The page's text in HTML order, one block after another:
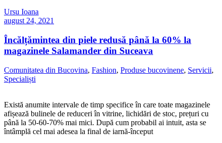
Ursu Ioana
august 24, 2021
Încălțămintea din piele redusă până la 60% la
magazinele Salamander din Suceava
Comunitatea din Bucovina, Fashion, Produse bucovinene, Servicii,
Specialiști
Există anumite intervale de timp specifice în care toate magazinele
afișează bulinele de reduceri în vitrine, lichidări de stoc, prețuri cu
până la 50-60-70% mai mici. După cum probabil ai intuit, asta se
întâmplă cel mai adesea la final de iarnă-început